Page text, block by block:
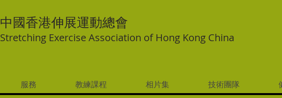
中國香港伸展運動總會
Stretching Exercise Association of Hong Kong China
服務 教練課程 相片集 技術團隊